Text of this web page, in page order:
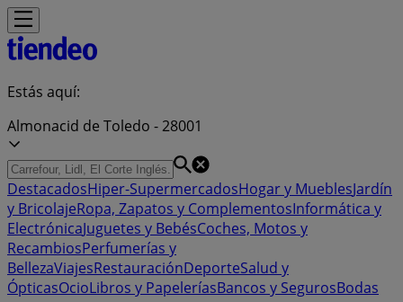
Estás aquí:
Almonacid de Toledo - 28001
DestacadosHiper-SupermercadosHogar y MueblesJardín
y BricolajeRopa, Zapatos y ComplementosInformática y
ElectrónicaJuguetes y BebésCoches, Motos y
RecambiosPerfumerías y
BellezaViajesRestauraciónDeporteSalud y
ÓpticasOcioLibros y PapeleríasBancos y SegurosBodas